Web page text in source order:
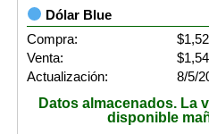
Dólar Blue
Compra:
Venta:
Actualización:
8/5/
Datos almacenados. La
disponible